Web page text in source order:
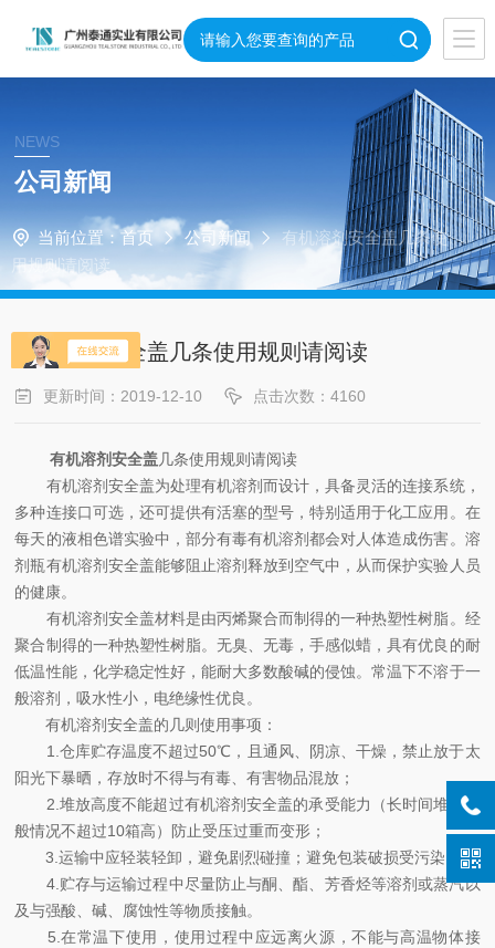
NEWS
公司新闻
当前位置： 首页 公司新闻
有机溶剂安全盖几条使
用规则请阅读
有机溶剂安全盖几条使用规则请阅读
更新时间：2019-12-10 点击次数：4160
有机溶剂安全盖几条使用规则请阅读
有机溶剂安全盖为处理有机溶剂而设计，具备灵活的连接系统，
多种连接口可选，还可提供有活塞的型号，特别适用于化工应用。在
每天的液相色谱实验中，部分有毒有机溶剂都会对人体造成伤害。溶
剂瓶有机溶剂安全盖能够阻止溶剂释放到空气中，从而保护实验人员
的健康。
有机溶剂安全盖材料是由丙烯聚合而制得的一种热塑性树脂。经
聚合制得的一种热塑性树脂。无臭、无毒，手感似蜡，具有优良的耐
低温性能，化学稳定性好，能耐大多数酸碱的侵蚀。常温下不溶于一
般溶剂，吸水性小，电绝缘性优良。
有机溶剂安全盖的几则使用事项：
1.仓库贮存温度不超过50℃，且通风、阴凉、干燥，禁止放于太
阳光下暴晒，存放时不得与有毒、有害物品混放；
2.堆放高度不能超过有机溶剂安全盖的承受能力（长时间堆放一
般情况不超过10箱高）防止受压过重而变形；
3.运输中应轻装轻卸，避免剧烈碰撞；避免包装破损受污染；
4.贮存与运输过程中尽量防止与酮、酯、芳香烃等溶剂或蒸汽以
及与强酸、碱、腐蚀性等物质接触。
5.在常温下使用，使用过程中应远离火源，不能与高温物体接